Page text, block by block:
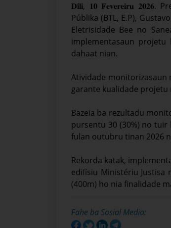
𝐃𝐢́𝐥𝐢, 𝟏𝟎 𝐅𝐞𝐯𝐞𝐫𝐞𝐢𝐫𝐮
Públika (BTL, E.P),
Eletrisidade Bee no
implementasaun
dahaat nian.
Atividade monitorizasaun
garante kualidade projetu
Bazeia ba rezultadu
pursentu 30 (30%) no
fulan outubru tinan 2026
Rekorda katak,
edifísiu Ministériu Justisa
(400m) ho nia finalidade
Fahe ba Sosial Media: